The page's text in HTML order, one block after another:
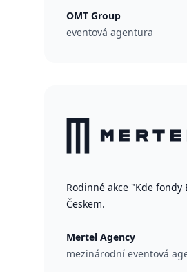
OMT Group
eventová agentura
Rodinné akce "Kde
Českem.
Mertel Agency
mezinárodní eventová